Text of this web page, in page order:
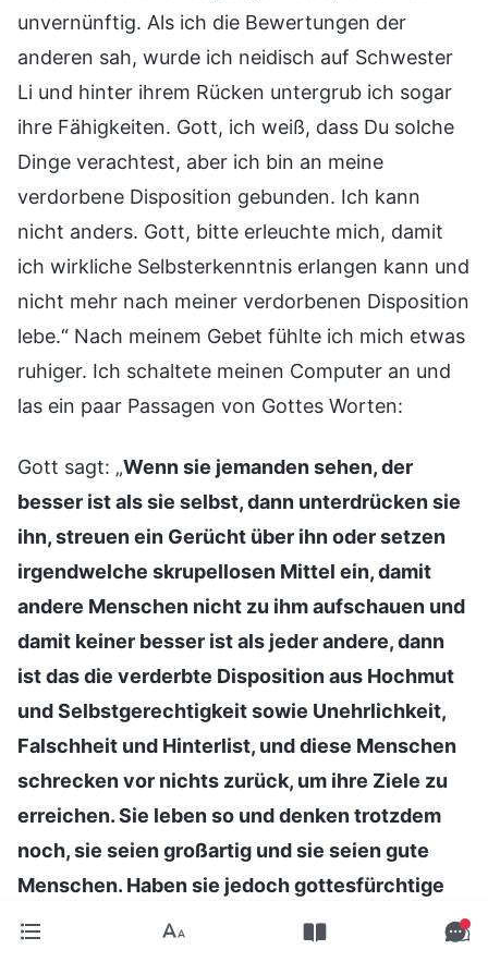
unvernünftig. Als ich die Bewertungen der
anderen sah, wurde ich neidisch auf Schwester
Li und hinter ihrem Rücken untergrub ich sogar
ihre Fähigkeiten. Gott, ich weiß, dass Du solche
Dinge verachtest, aber ich bin an meine
verdorbene Disposition gebunden. Ich kann
nicht anders. Gott, bitte erleuchte mich, damit
ich wirkliche Selbsterkenntnis erlangen kann und
nicht mehr nach meiner verdorbenen Disposition
lebe.“ Nach meinem Gebet fühlte ich mich etwas
ruhiger. Ich schaltete meinen Computer an und
las ein paar Passagen von Gottes Worten:
Gott sagt: „Wenn sie jemanden sehen, der
besser ist als sie selbst, dann unterdrücken sie
ihn, streuen ein Gerücht über ihn oder setzen
irgendwelche skrupellosen Mittel ein, damit
andere Menschen nicht zu ihm aufschauen und
damit keiner besser ist als jeder andere, dann
ist das die verderbte Disposition aus Hochmut
und Selbstgerechtigkeit sowie Unehrlichkeit,
Falschheit und Hinterlist, und diese Menschen
schrecken vor nichts zurück, um ihre Ziele zu
erreichen. Sie leben so und denken trotzdem
noch, sie seien großartig und sie seien gute
Menschen. Haben sie jedoch gottesfürchtige
Herzen? Zunächst, um aus der Perspektive der